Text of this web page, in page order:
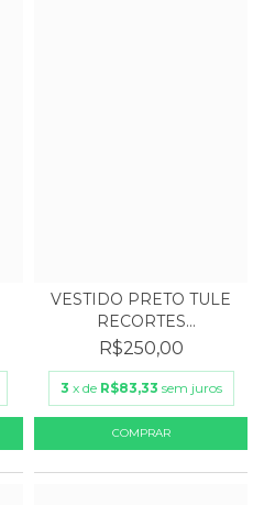
VESTIDO PRETO TULE
RECORTES
BCBGMAXAZRIA...
R$250,00
3 x de R$83,33 sem juros